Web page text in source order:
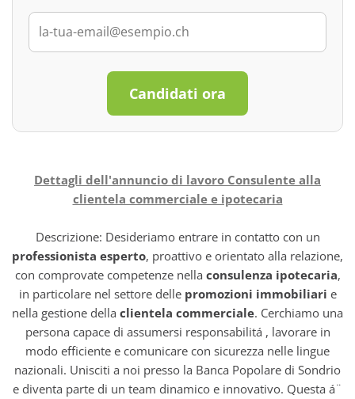
Candidati ora
Dettagli dell'annuncio di lavoro Consulente alla
clientela commerciale e ipotecaria
Descrizione: Desideriamo entrare in contatto con un
professionista esperto, proattivo e orientato alla relazione,
con comprovate competenze nella consulenza ipotecaria,
in particolare nel settore delle promozioni immobiliari e
nella gestione della clientela commerciale. Cerchiamo una
persona capace di assumersi responsabilitá , lavorare in
modo efficiente e comunicare con sicurezza nelle lingue
nazionali. Unisciti a noi presso la Banca Popolare di Sondrio
e diventa parte di un team dinamico e innovativo. Questa á¨